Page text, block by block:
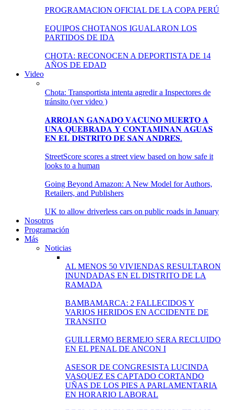
PROGRAMACION OFICIAL DE LA COPA PERÚ
EQUIPOS CHOTANOS IGUALARON LOS
PARTIDOS DE IDA
CHOTA: RECONOCEN A DEPORTISTA DE 14
AÑOS DE EDAD
Video
Chota: Transportista intenta agredir a Inspectores de
tránsito (ver video )
𝐀𝐑𝐑𝐎𝐉𝐀𝐍 𝐆𝐀𝐍𝐀𝐃𝐎 𝐕𝐀𝐂𝐔𝐍𝐎 𝐌𝐔𝐄𝐑𝐓𝐎 𝐀
𝐔𝐍𝐀 𝐐𝐔𝐄𝐁𝐑𝐀𝐃𝐀 𝐘 𝐂𝐎𝐍𝐓𝐀𝐌𝐈𝐍𝐀𝐍 𝐀𝐆𝐔𝐀𝐒
𝐄𝐍 𝐄𝐋 𝐃𝐈𝐒𝐓𝐑𝐈𝐓𝐎 𝐃𝐄 𝐒𝐀𝐍 𝐀𝐍𝐃𝐑𝐄́𝐒.
StreetScore scores a street view based on how safe it
looks to a human
Going Beyond Amazon: A New Model for Authors,
Retailers, and Publishers
UK to allow driverless cars on public roads in January
Nosotros
Programación
Más
Noticias
AL MENOS 50 VIVIENDAS RESULTARON
INUNDADAS EN EL DISTRITO DE LA
RAMADA
BAMBAMARCA: 2 FALLECIDOS Y
VARIOS HERIDOS EN ACCIDENTE DE
TRANSITO
GUILLERMO BERMEJO SERA RECLUIDO
EN EL PENAL DE ANCON I
ASESOR DE CONGRESISTA LUCINDA
VASQUEZ ES CAPTADO CORTANDO
UÑAS DE LOS PIES A PARLAMENTARIA
EN HORARIO LABORAL